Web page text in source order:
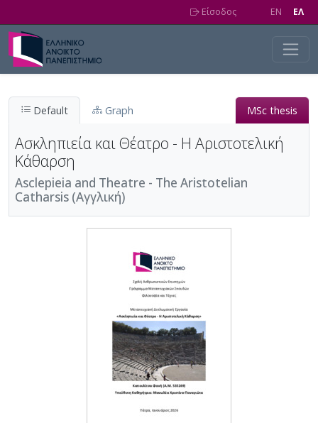
Είσοδος EN EΛ
Default Graph MSc thesis
Ασκληπιεία και Θέατρο - Η Αριστοτελική
Κάθαρση
Asclepieia and Theatre - The Aristotelian
Catharsis (Αγγλική)